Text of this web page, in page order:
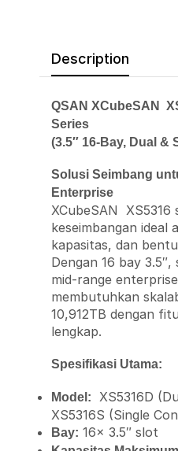
Description
QSAN XCubeSAN
Series
(3.5″ 16-Bay, Dual &
Solusi Seimbang
Enterprise
XCubeSAN XS5316
keseimbangan ideal
kapasitas, dan
Dengan 16 bay
mid-range
membutuhkan
10,912TB dengan
lengkap.
Spesifikasi Utama:
Model:
XS5316D
XS5316S (Single
Bay: 16x 3.5″ slot